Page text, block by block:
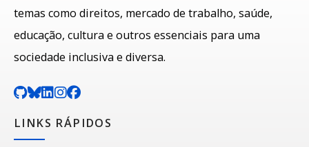
temas como direitos, mercado de trabalho, saúde,
educação, cultura e outros essenciais para uma
sociedade inclusiva e diversa.
LINKS RÁPIDOS